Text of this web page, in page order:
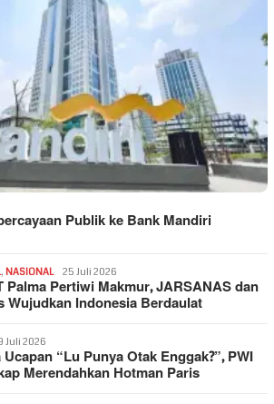
Publik ke Bank Mandiri
, NASIONAL 25 Juli 2026
Palma Pertiwi Makmur, JARSANAS dan
Wujudkan Indonesia Berdaulat
Juli 2026
“Lu Punya Otak Enggak?”, PWI
Merendahkan Hotman Paris